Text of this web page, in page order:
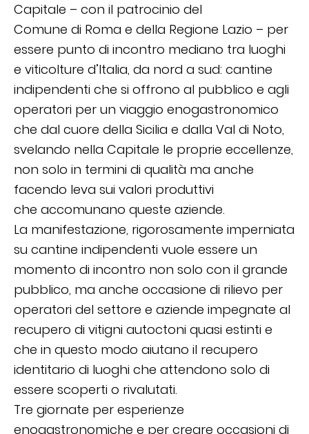
Capitale – con il patrocinio del
Comune di Roma e della Regione Lazio – per
essere punto di incontro mediano tra luoghi
e viticolture d’Italia, da nord a sud: cantine
indipendenti che si offrono al pubblico e agli
operatori per un viaggio enogastronomico
che dal cuore della Sicilia e dalla Val di Noto,
svelando nella Capitale le proprie eccellenze,
non solo in termini di qualità ma anche
facendo leva sui valori produttivi
che accomunano queste aziende.
La manifestazione, rigorosamente imperniata
su cantine indipendenti vuole essere un
momento di incontro non solo con il grande
pubblico, ma anche occasione di rilievo per
operatori del settore e aziende impegnate al
recupero di vitigni autoctoni quasi estinti e
che in questo modo aiutano il recupero
identitario di luoghi che attendono solo di
essere scoperti o rivalutati.
Tre giornate per esperienze
enogastronomiche e per creare occasioni di